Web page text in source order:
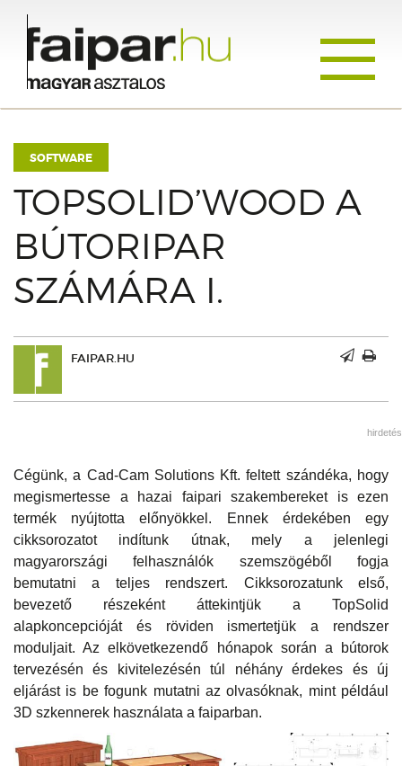
SOFTWARE
TOPSOLID’WOOD A
BÚTORIPAR
SZÁMÁRA I.
FAIPAR.HU
hirdetés
Cégünk, a Cad-Cam Solutions Kft. feltett szándéka, hogy
megismertesse a hazai faipari szakembereket is ezen
termék nyújtotta előnyökkel. Ennek érdekében egy
cikksorozatot indítunk útnak, mely a jelenlegi
magyarországi felhasználók szemszögéből fogja
bemutatni a teljes rendszert. Cikksorozatunk első,
bevezető részeként áttekintjük a TopSolid
alapkoncepcióját és röviden ismertetjük a rendszer
moduljait. Az elkövetkezendő hónapok során a bútorok
tervezésén és kivitelezésén túl néhány érdekes és új
eljárást is be fogunk mutatni az olvasóknak, mint például
3D szkennerek használata a faiparban.